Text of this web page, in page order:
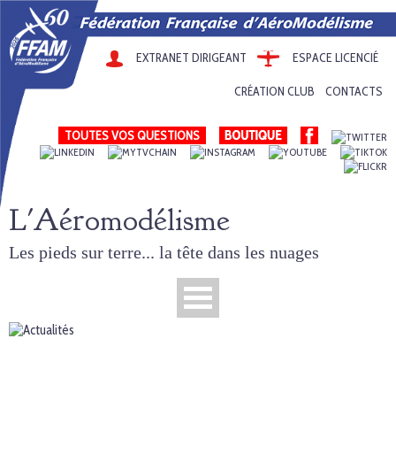
EXTRANET DIRIGEANT ESPACE LICENCIÉ
CRÉATION CLUB CONTACTS
TOUTES VOS QUESTIONS
L'Aéromodélisme
Les pieds sur terre... la tête dans les nuages